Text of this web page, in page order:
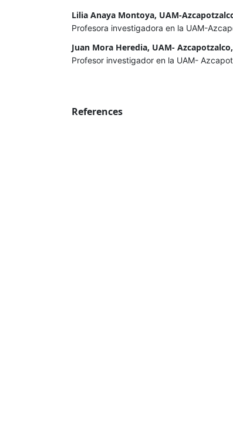
Lilia Anaya Montoya, UAM-
Profesora investigadora en la UAM-
Juan Mora Heredia, UAM-
Profesor investigador en la UAM-
References